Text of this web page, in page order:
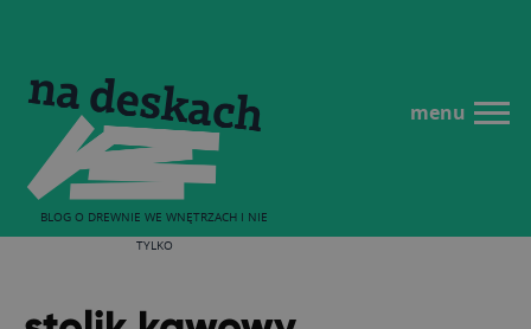
BLOG O DREWNIE WE WNĘTRZACH I NIE
TYLKO
menu